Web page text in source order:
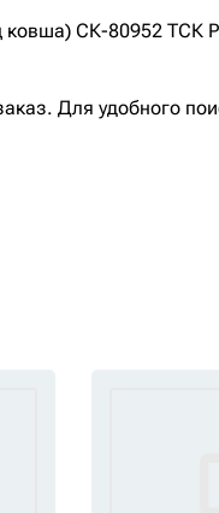
СК-80952 ТСК
Для удобного